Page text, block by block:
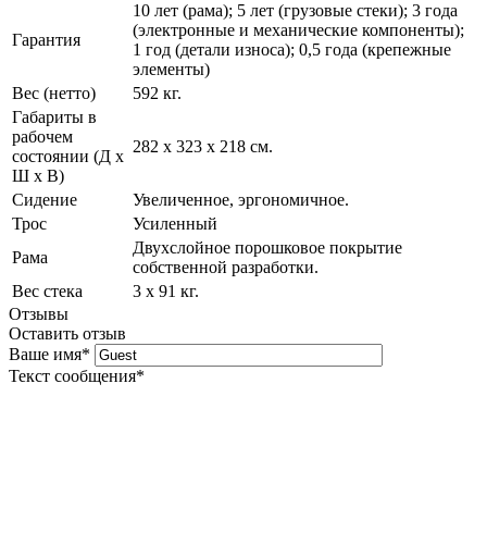
Гарантия
10 лет (рама); 5 лет (грузовые стеки); 3 года
(электронные и механические компоненты);
1 год (детали износа); 0,5 года (крепежные
элементы)
Вес (нетто)
592 кг.
Габариты в
рабочем
состоянии (Д х
Ш х В)
282 x 323 x 218 см.
Сидение
Увеличенное, эргономичное.
Трос
Усиленный
Рама
Двухслойное порошковое покрытие
собственной разработки.
Вес стека
3 x 91 кг.
Отзывы
Оставить отзыв
Ваше имя*
Текст сообщения*